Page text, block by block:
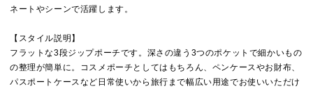
ネートやシーンで活躍します。
【スタイル説明】
フラットな3段ジップポーチです。深さの違う3つのポケットで細かいもの
の整理が簡単に。コスメポーチとしてはもちろん、ペンケースやお財布、
パスポートケースなど日常使いから旅行まで幅広い用途でお使いいただけ